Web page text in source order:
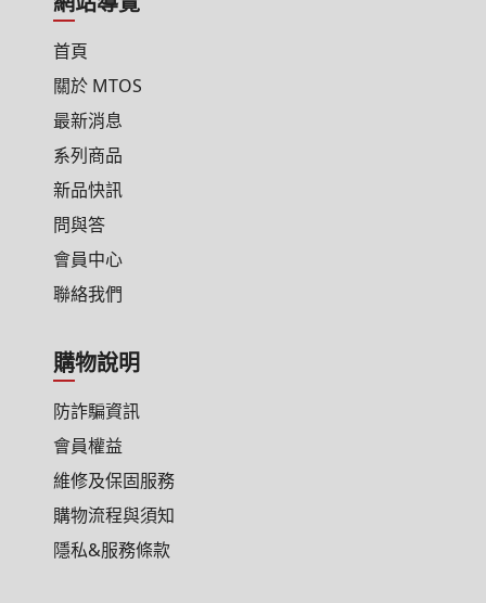
首頁
關於 MTOS
最新消息
系列商品
新品快訊
問與答
會員中心
聯絡我們
購物說明
防詐騙資訊
會員權益
維修及保固服務
購物流程與須知
隱私&服務條款